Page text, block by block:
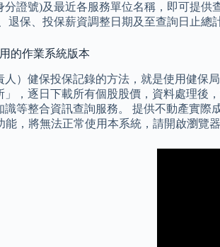
證號)及最近各服務單位名稱，即可提
退保、投保薪資調整日期及至查詢日止總
的作業系統版本
人）健保投保記錄的方法，就是使用健保
，逐日下載所有個股股價，資料處理後
等整合資訊查詢服務。 提供不動產實
能，將無法正常使用本系統，請開啟瀏覽